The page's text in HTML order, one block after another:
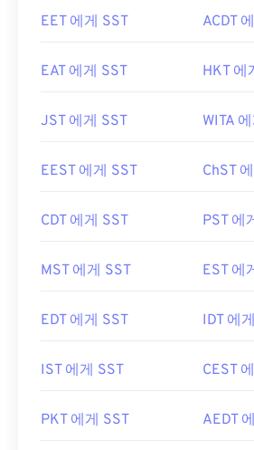
EET 에게 SST ACDT
EAT 에게 SST HKT 에
JST 에게 SST WITA
EEST 에게 SST ChST
CDT 에게 SST PST 에
MST 에게 SST EST 에
EDT 에게 SST IDT 에
IST 에게 SST CEST
PKT 에게 SST AEDT